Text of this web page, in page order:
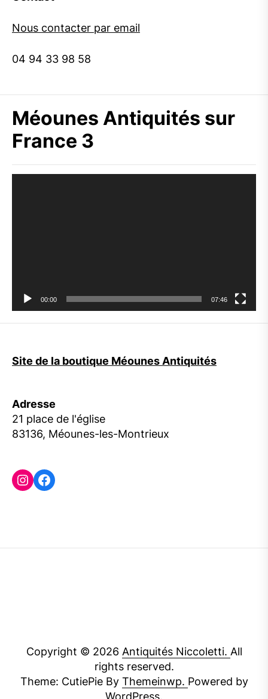
Nous contacter par email
04 94 33 98 58
Méounes Antiquités sur
France 3
00:00 07:46
Site de la boutique Méounes Antiquités
Adresse
21 place de l'église
83136, Méounes-les-Montrieux
Instagram
Facebook
Copyright © 2026 Antiquités Niccoletti. All
rights reserved.
Theme: CutiePie By Themeinwp. Powered by
WordPress.